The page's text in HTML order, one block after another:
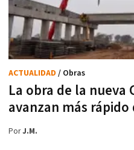
La obra de la nueva
avanzan más
ACTUALIDAD / Obras
PorJ.M.